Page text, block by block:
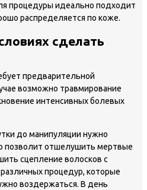
процедуры идеально подходит
распределяется по коже.
сделать
предварительной
возможно травмирование
интенсивных болевых
до манипуляции нужно
позволит отшелушить мертвые
сцепление волосков с
процедур, которые
воздержаться. В день